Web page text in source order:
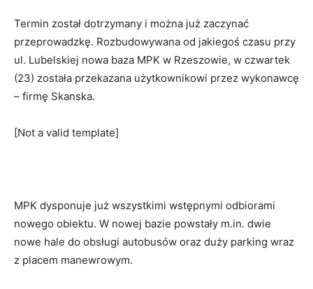
Termin został dotrzymany i można już zaczynać
przeprowadzkę. Rozbudowywana od jakiegoś czasu przy
ul. Lubelskiej nowa baza MPK w Rzeszowie, w czwartek
(23) została przekazana użytkownikowi przez wykonawcę
– firmę Skanska.
[Not a valid template]
MPK dysponuje już wszystkimi wstępnymi odbiorami
nowego obiektu. W nowej bazie powstały m.in. dwie
nowe hale do obsługi autobusów oraz duży parking wraz
z placem manewrowym.